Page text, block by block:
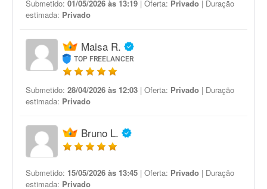
Submetido: 01/05/2026 às 13:19 | Oferta: Privado | Duração
estimada: Privado
Maisa R.
TOP FREELANCER
Submetido: 28/04/2026 às 12:03 | Oferta: Privado | Duração
estimada: Privado
Bruno L.
Submetido: 15/05/2026 às 13:45 | Oferta: Privado | Duração
estimada: Privado